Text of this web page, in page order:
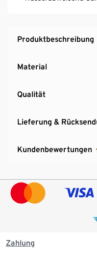
Produktbeschreibung
Material
Qualität
Lieferung &
Kundenbewertungen
Zahlung